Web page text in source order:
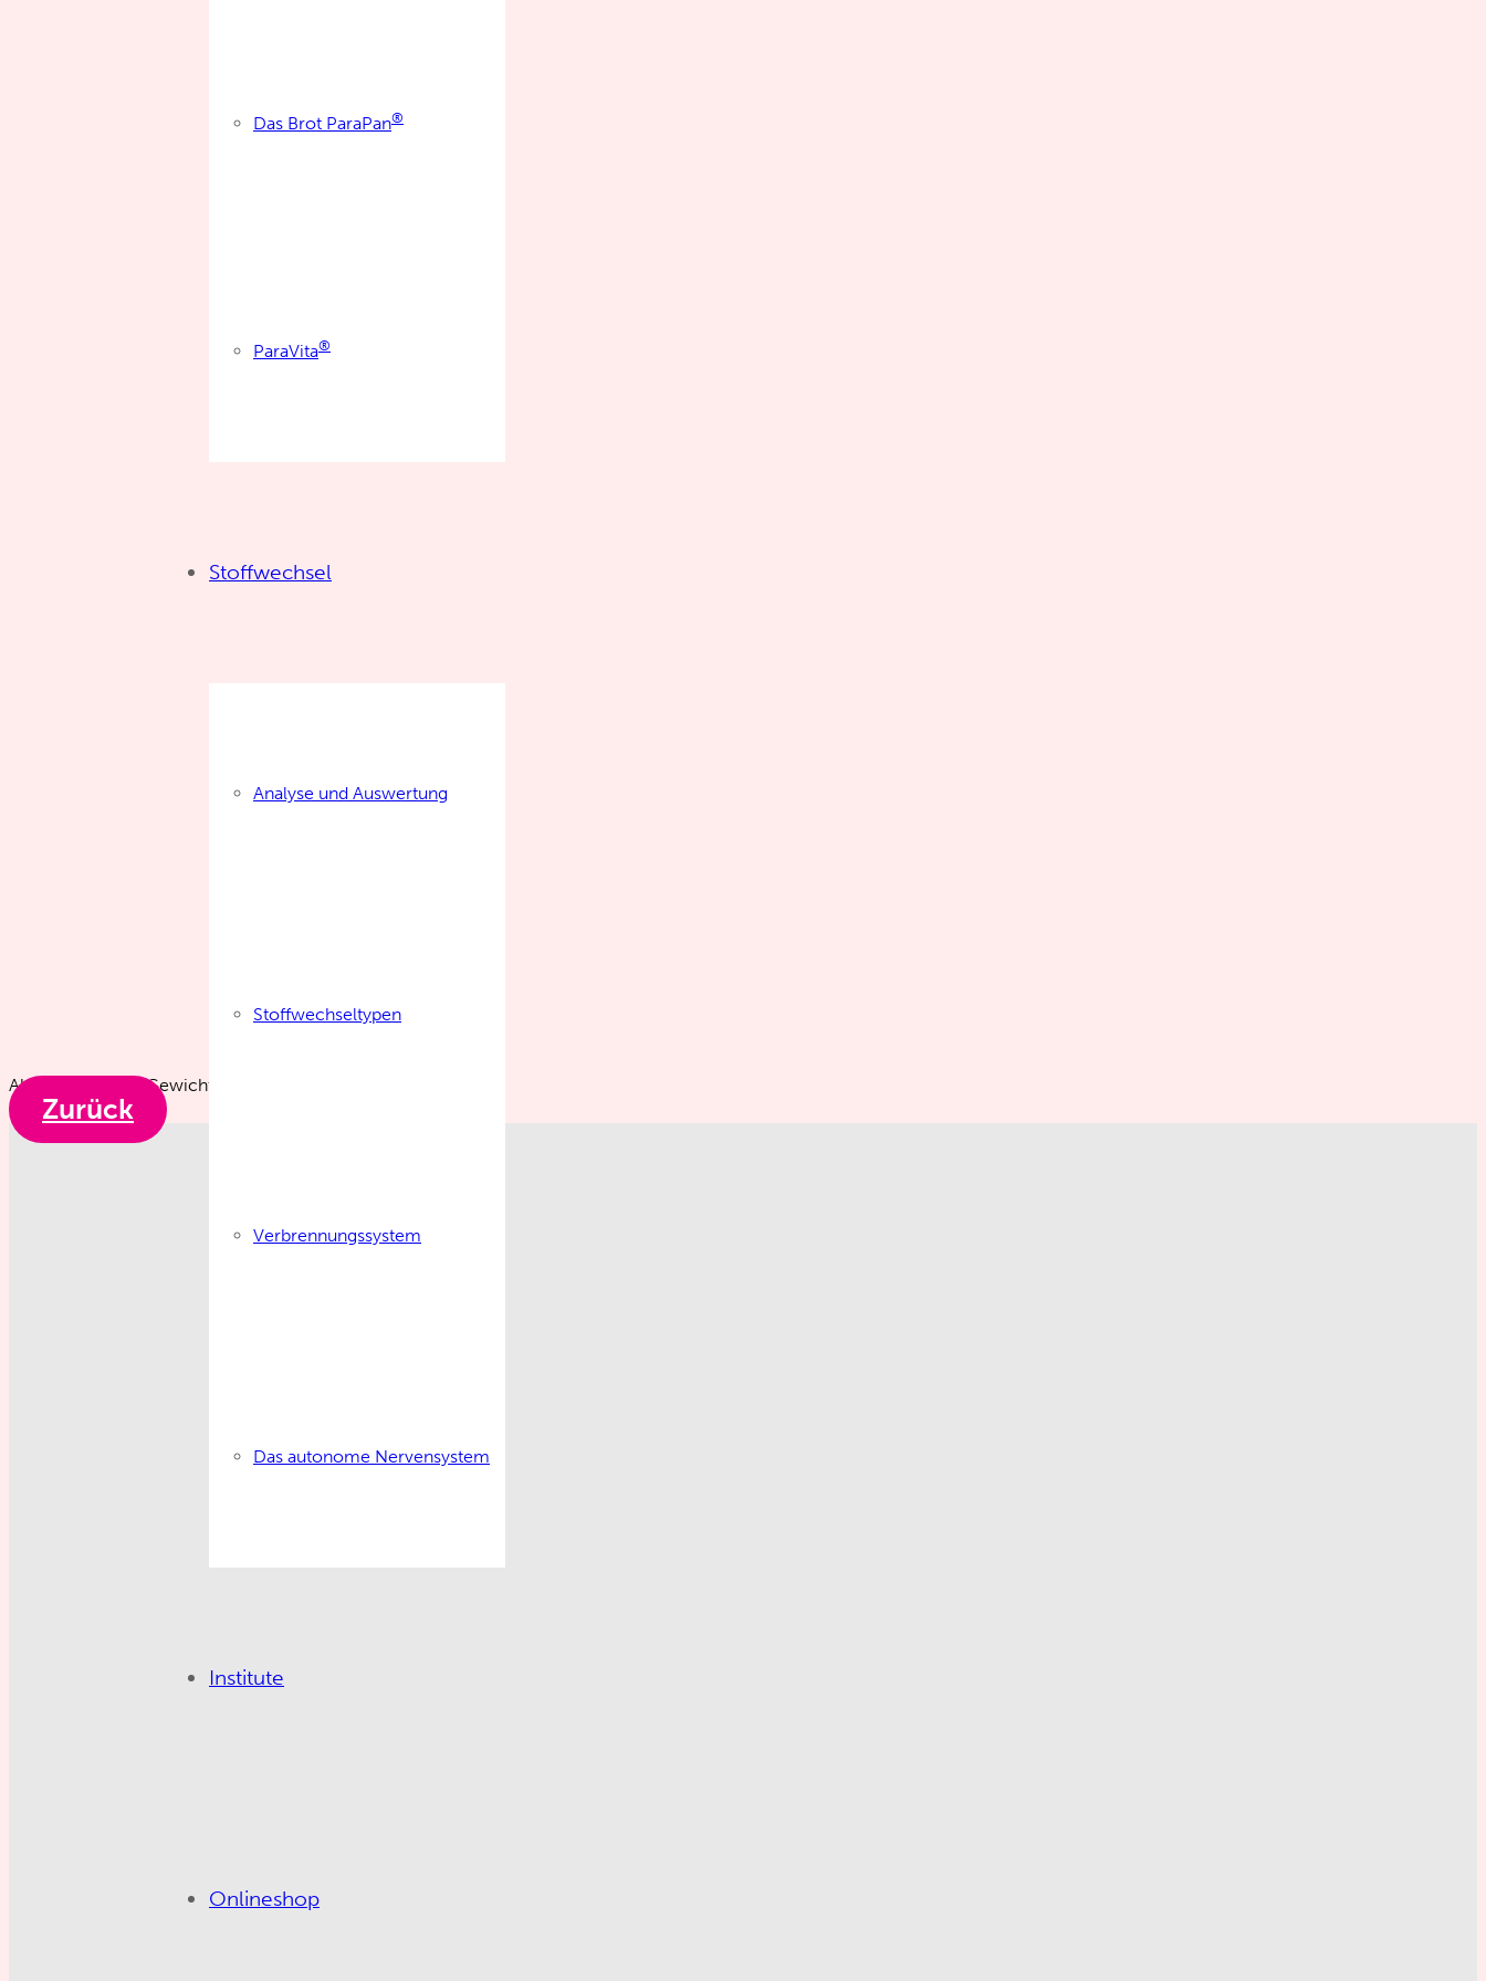
Das Brot ParaPan®
ParaVita®
Stoffwechsel
Analyse und Auswertung
Stoffwechseltypen
Verbrennungssystem
Das autonome Nervensystem
Institute
Onlineshop
Abgenommenes Gewicht:
Zurück